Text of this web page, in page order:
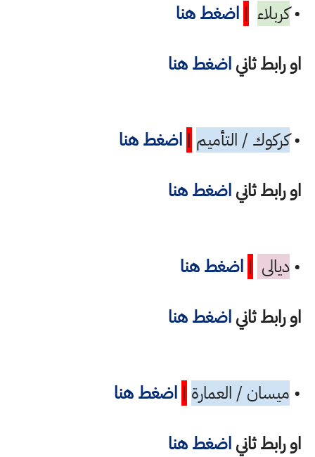
•كربلاء | اضغط هنا
او رابط ثانياضغط هنا
•كركوك / التأميم | اضغط هنا
او رابط ثانياضغط هنا
•ديالى | اضغط هنا
او رابط ثانياضغط هنا
• ميسان / العمارة | اضغط هنا
او رابط ثانياضغط هنا